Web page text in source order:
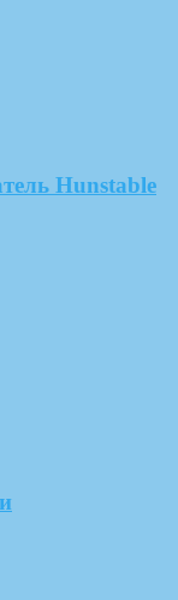
Hunstable